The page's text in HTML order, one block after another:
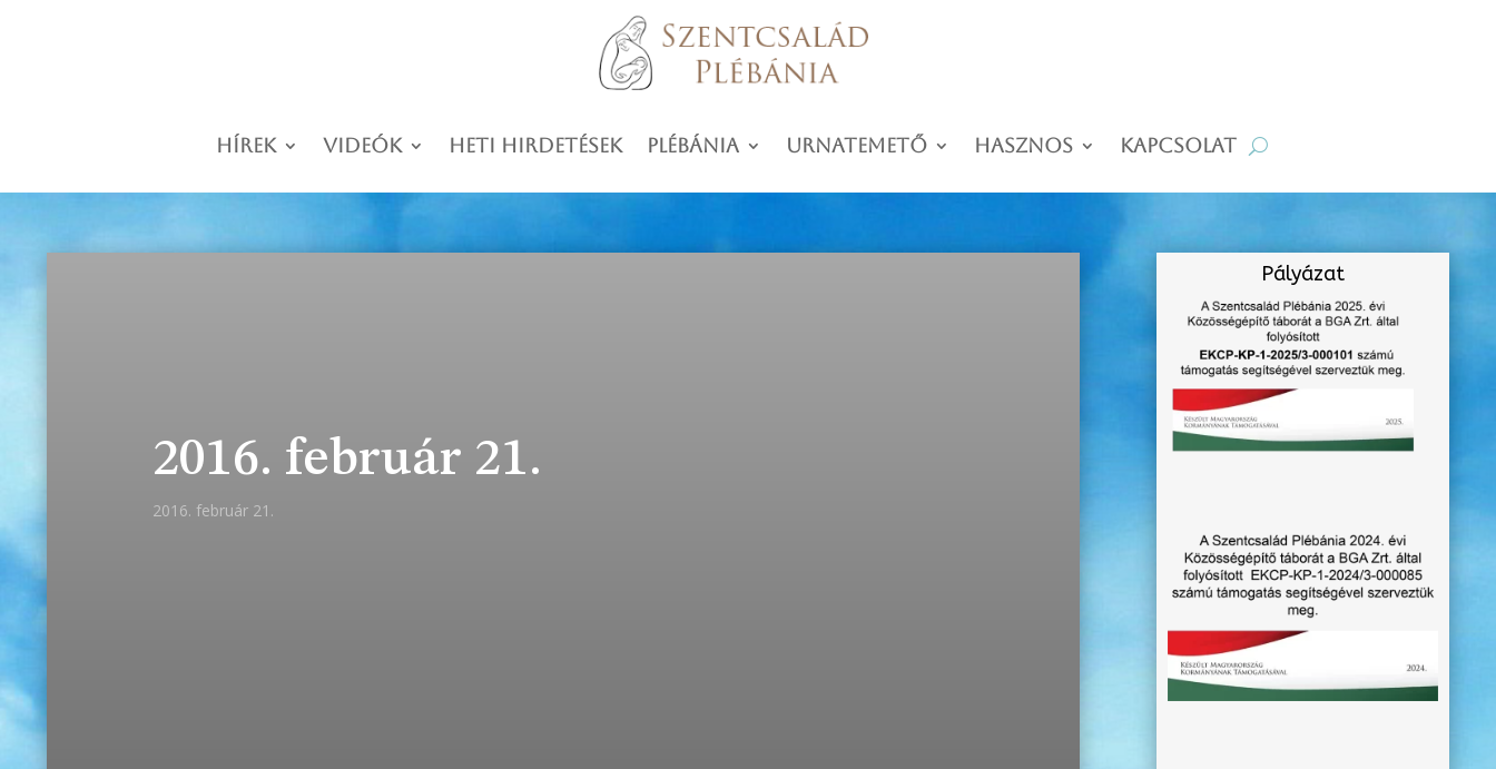
Hírek Videók Heti hirdetések Plébánia Urnatemető Hasznos Kapcsolat
2016. február 21.
2016. február 21.
Pályázat